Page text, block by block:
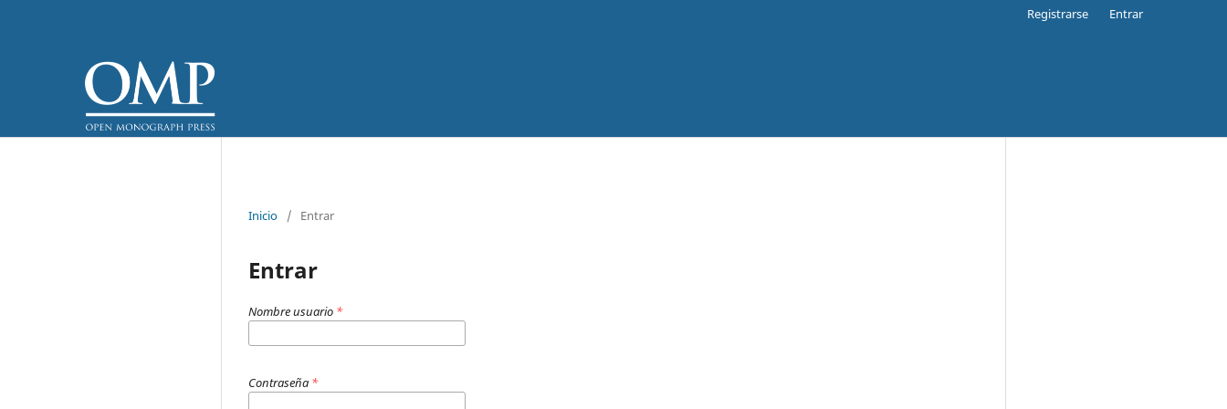
Registrarse Entrar
Inicio / Entrar
Entrar
Nombre usuario *
Contraseña *